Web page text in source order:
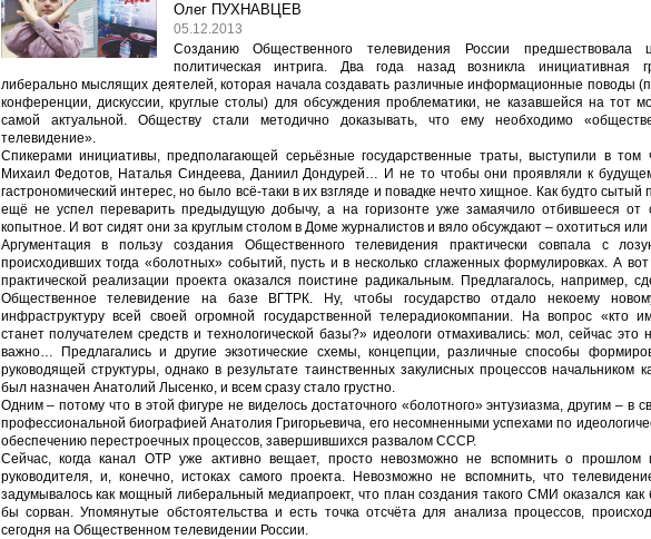
Олег ПУХНАВЦЕВ
05.12.2013
Созданию Общественного телевидения России предшествовала
политическая интрига. Два года назад возникла инициативная
либерально мыслящих деятелей, которая начала создавать различные информационные поводы
конференции, дискуссии, круглые столы) для обсуждения проблематики, не казавшейся на тот
самой актуальной. Обществу стали методично доказывать, что ему необходимо
телевидение».
Спикерами инициативы, предполагающей серьёзные государственные траты, выступили в том
Михаил Федотов, Наталья Синдеева, Даниил Дондурей… И не то чтобы они проявляли к
гастрономический интерес, но было всё-таки в их взгляде и повадке нечто хищное. Как будто сытый
ещё не успел переварить предыдущую добычу, а на горизонте уже замаячило отбившееся от
копытное. И вот сидят они за круглым столом в Доме журналистов и вяло обсуждают – охотиться или
Аргументация в пользу создания Общественного телевидения практически совпала с
происходивших тогда «болотных» событий, пусть и в несколько сглаженных формулировках. А
практической реализации проекта оказался поистине радикальным. Предлагалось, например,
Общественное телевидение на базе ВГТРК. Ну, чтобы государство отдало некоему
инфраструктуру всей своей огромной государственной телерадиокомпании. На вопрос «кто
станет получателем средств и технологической базы?» идеологи отмахивались: мол, сейчас это
важно… Предлагались и другие экзотические схемы, концепции, различные способы
руководящей структуры, однако в результате таинственных закулисных процессов начальником
был назначен Анатолий Лысенко, и всем сразу стало грустно.
Одним – потому что в этой фигуре не виделось достаточного «болотного» энтузиазма, другим – в
профессиональной биографией Анатолия Григорьевича, его несомненными успехами по
обеспечению перестроечных процессов, завершившихся развалом СССР.
Сейчас, когда канал ОТР уже активно вещает, просто невозможно не вспомнить о прошлом
руководителя, и, конечно, истоках самого проекта. Невозможно не вспомнить, что
задумывалось как мощный либеральный медиапроект, что план создания такого СМИ оказался как
бы сорван. Упомянутые обстоятельства и есть точка отсчёта для анализа процессов,
сегодня на Общественном телевидении России.